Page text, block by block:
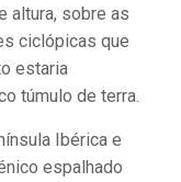
altura, sobre as
ciclópicas que
estaria
túmulo de terra.
Ibérica e
espalhado